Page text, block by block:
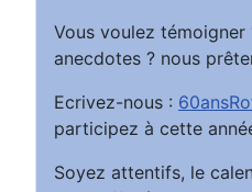
Vous voulez
anecdotes ? nous
Ecrivez-nous :
participez à cette
Soyez attentifs, le